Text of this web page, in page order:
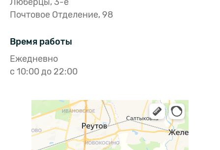
Почтовое Отделение, 98
Время работы
Ежедневно
с 10:00 до 22:00